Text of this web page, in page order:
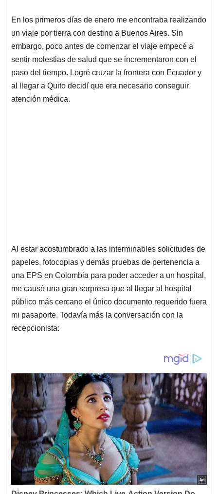
En los primeros días de enero me encontraba realizando
un viaje por tierra con destino a Buenos Aires. Sin
embargo, poco antes de comenzar el viaje empecé a
sentir molestias de salud que se incrementaron con el
paso del tiempo. Logré cruzar la frontera con Ecuador y
al llegar a Quito decidí que era necesario conseguir
atención médica.
Al estar acostumbrado a las interminables solicitudes de
papeles, fotocopias y demás pruebas de pertenencia a
una EPS en Colombia para poder acceder a un hospital,
me causó una gran sorpresa que al llegar al hospital
público más cercano el único documento requerido fuera
mi pasaporte. Todavía más la conversación con la
recepcionista: